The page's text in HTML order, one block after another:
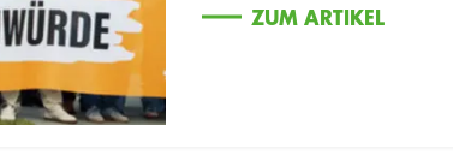
ZUM ARTIKEL